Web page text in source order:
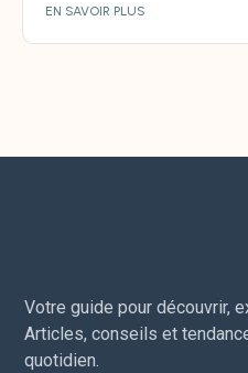
EN SAVOIR PLUS
Votre guide pour découvrir,
Articles, conseils et
quotidien.